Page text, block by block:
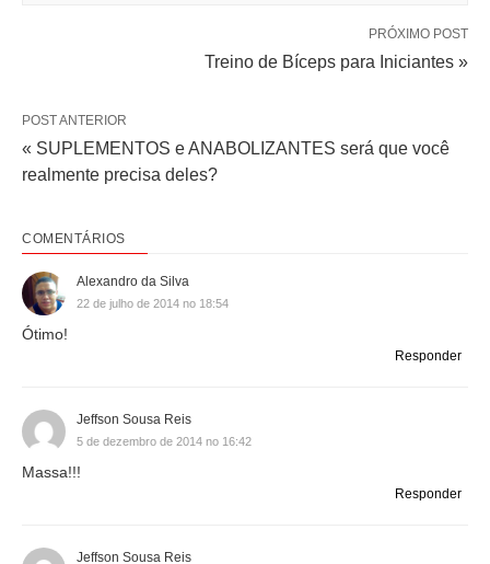
PRÓXIMO POST
Treino de Bíceps para Iniciantes »
POST ANTERIOR
« SUPLEMENTOS e ANABOLIZANTES será que você
realmente precisa deles?
COMENTÁRIOS
Alexandro da Silva
22 de julho de 2014 no 18:54
Ótimo!
Responder
Jeffson Sousa Reis
5 de dezembro de 2014 no 16:42
Massa!!!
Responder
Jeffson Sousa Reis